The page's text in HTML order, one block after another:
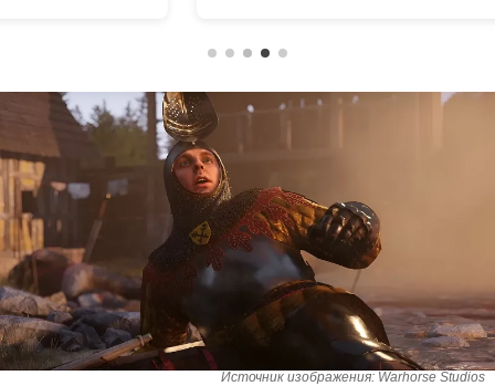
Источник изображения: Warhorse Studios